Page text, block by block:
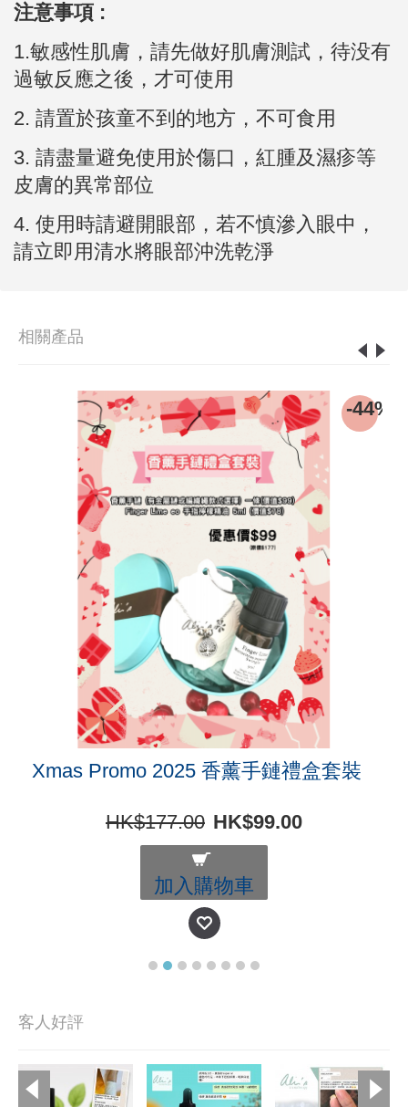
注意事項 :
1.敏感性肌膚，請先做好肌膚測試，待没有
過敏反應之後，才可使用
2. 請置於孩童不到的地方，不可食用
3. 請盡量避免使用於傷口，紅腫及濕疹等
皮膚的異常部位
4. 使用時請避開眼部，若不慎滲入眼中，
請立即用清水將眼部沖洗乾淨
相關產品
-44%
Xmas Promo 2025 香薰手鏈禮盒套裝
HK$177.00 HK$99.00
加入購物車
客人好評